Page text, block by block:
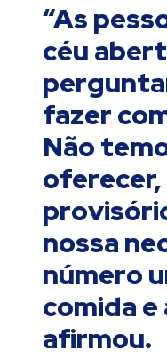
“As
céu
fazer
Não
nossa
número
comida e
afirmou.